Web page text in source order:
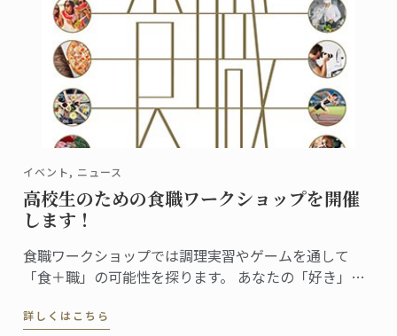
イベント, ニュース
高校生のための食職ワークショップを開催
します！
食職ワークショップでは調理実習やゲームを通して
「食＋職」の可能性を探ります。 あなたの「好き」が
詳しくはこちら